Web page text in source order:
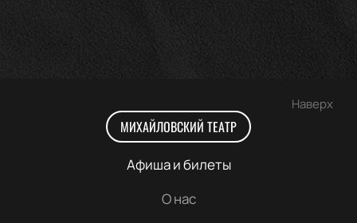
Наверх
МИХАЙЛОВСКИЙ ТЕАТР
Афиша и билеты
О нас